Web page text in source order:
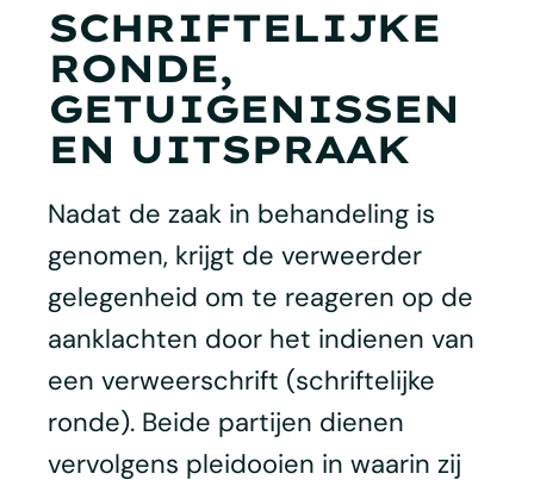
SCHRIFTELIJKE
RONDE,
GETUIGENISSEN
EN UITSPRAAK
Nadat de zaak in behandeling is
genomen, krijgt de verweerder
gelegenheid om te reageren op de
aanklachten door het indienen van
een verweerschrift (schriftelijke
ronde). Beide partijen dienen
vervolgens pleidooien in waarin zij